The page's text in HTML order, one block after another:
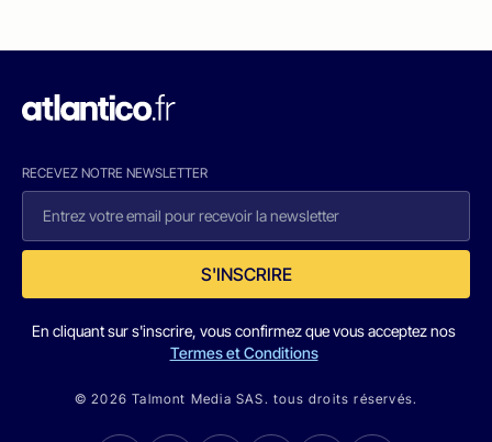
RECEVEZ NOTRE NEWSLETTER
S'INSCRIRE
En cliquant sur s'inscrire, vous confirmez que vous acceptez nos
Termes et Conditions
© 2026 Talmont Media SAS. tous droits réservés.